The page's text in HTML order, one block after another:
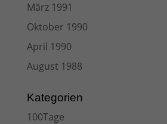
März 1991
Oktober 1990
April 1990
August 1988
Kategorien
100Tage